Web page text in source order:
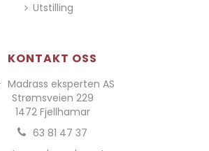
Utstilling
KONTAKT OSS
Madrass eksperten AS
Strømsveien 229
1472 Fjellhamar
63 81 47 37